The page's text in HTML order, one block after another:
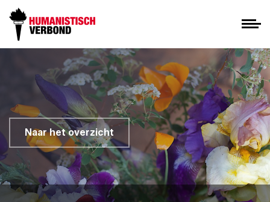
Naar het overzicht